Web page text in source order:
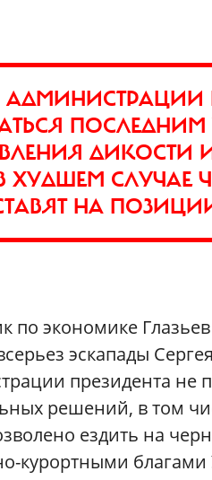
АДМИНИСТРАЦИИ
ДИКОСТИ
ХУДШЕМ СЛУЧАЕ
НА
по экономике
эскапады
президента не
решений, в том
ездить на
курортными